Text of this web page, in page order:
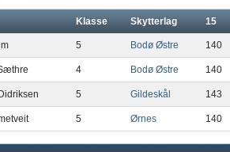
Klasse Skytterlag 15
5 Bodø Østre 140
4 Bodø Østre 140
5 Gildeskål 143
5 Ørnes 140